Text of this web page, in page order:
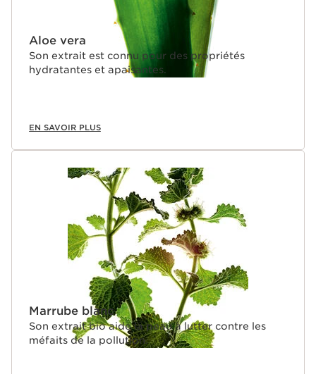
Aloe vera
Son extrait est connu pour des propriétés
hydratantes et apaisantes.
EN SAVOIR PLUS
Marrube blanc
Son extrait bio aide la peau à lutter contre les
méfaits de la pollution.